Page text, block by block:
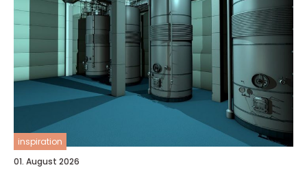
inspiration
01. August 2026